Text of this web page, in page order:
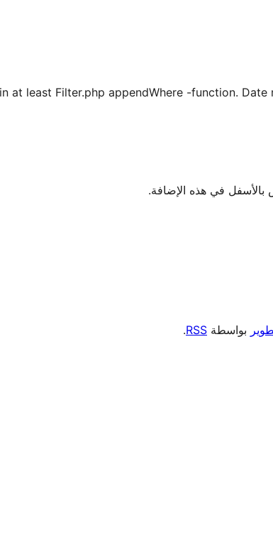
at least Filter.php appendWhere -function.
بواسطة RSS
.